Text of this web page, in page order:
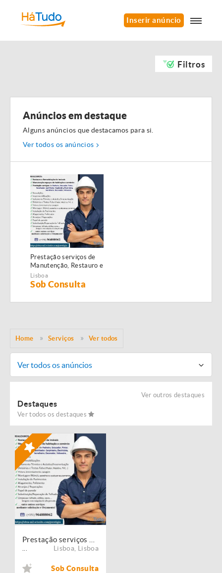
Inserir anúncio
Filtros
Anúncios em destaque
Alguns anúncios que destacamos para si.
Ver todos os anúncios
Prestação serviços de
Manutenção, Restauro e
Remodelação de
imóveis!
Lisboa
Sob Consulta
Home Serviços Ver todos
Ver todos os anúncios
Ver outros destaques
Destaques
Ver todos os destaques
Lisboa Lisboa
Sob Consulta